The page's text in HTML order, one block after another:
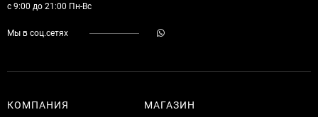
с 9:00 до 21:00 Пн-Вс
Мы в соц.сетях
КОМПАНИЯ МАГАЗИН